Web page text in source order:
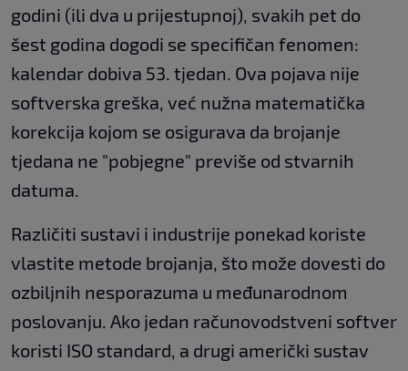
godini (ili dva u prijestupnoj), svakih pet do
šest godina dogodi se specifičan fenomen:
kalendar dobiva 53. tjedan. Ova pojava nije
softverska greška, već nužna matematička
korekcija kojom se osigurava da brojanje
tjedana ne "pobjegne" previše od stvarnih
datuma.
Različiti sustavi i industrije ponekad koriste
vlastite metode brojanja, što može dovesti do
ozbiljnih nesporazuma u međunarodnom
poslovanju. Ako jedan računovodstveni softver
koristi ISO standard, a drugi američki sustav